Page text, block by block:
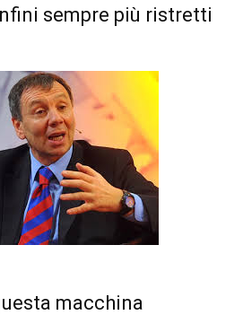
sempre più ristretti
macchina